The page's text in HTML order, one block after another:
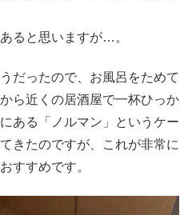
ると思いますが…。
だったので、お風呂をためて
ら近くの居酒屋で一杯ひっか
ある「ノルマン」というケー
きたのですが、これが非常に
すすめです。